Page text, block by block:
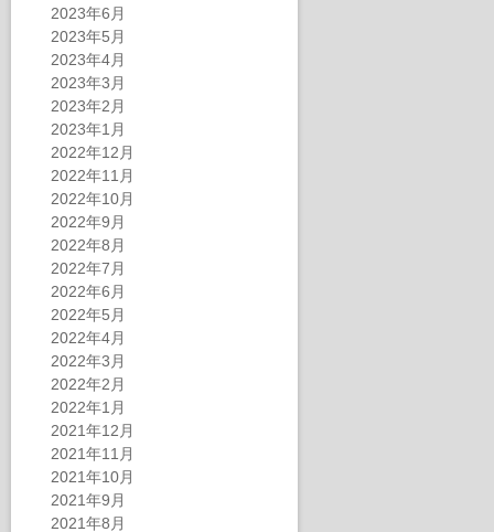
2023年6月
2023年5月
2023年4月
2023年3月
2023年2月
2023年1月
2022年12月
2022年11月
2022年10月
2022年9月
2022年8月
2022年7月
2022年6月
2022年5月
2022年4月
2022年3月
2022年2月
2022年1月
2021年12月
2021年11月
2021年10月
2021年9月
2021年8月